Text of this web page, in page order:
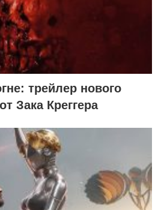
трейлер нового
Зака Креггера